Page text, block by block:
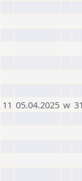
11 05.04.2025 w